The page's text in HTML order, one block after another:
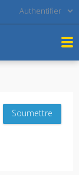
Authentifier